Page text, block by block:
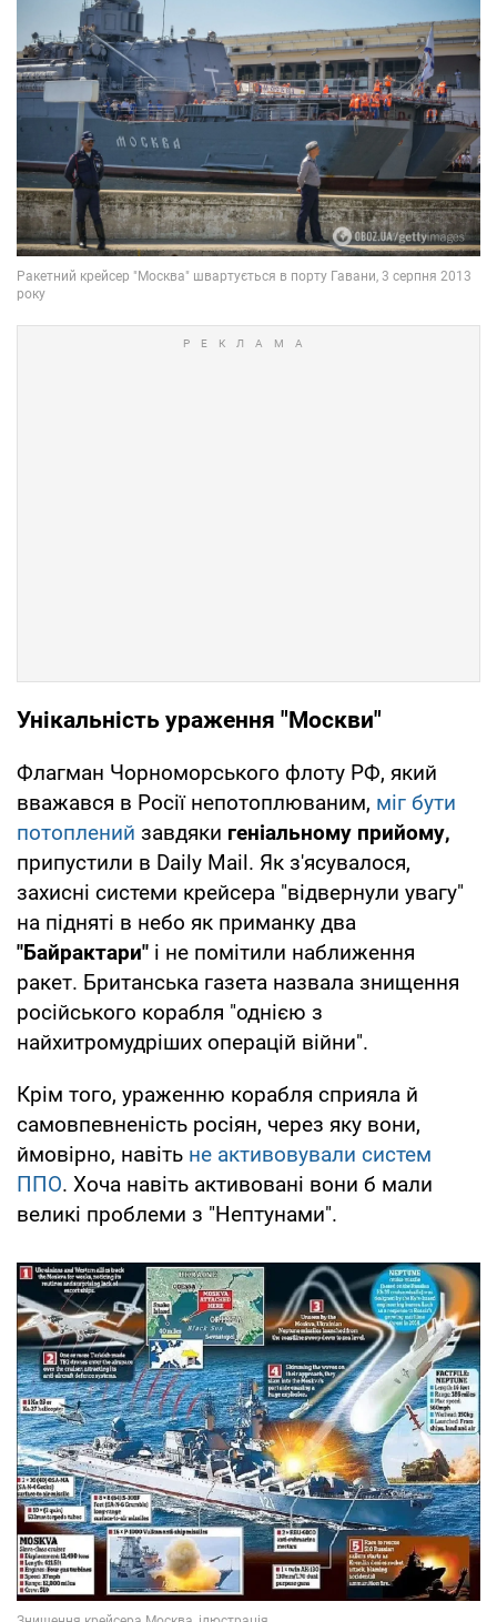
Унікальність ураження "Москви"
Флагман Чорноморського флоту РФ, який
вважався в Росії непотоплюваним, міг бути
потоплений завдяки геніальному прийому,
припустили в Daily Mail. Як з'ясувалося,
захисні системи крейсера "відвернули увагу"
на підняті в небо як приманку два
"Байрактари" і не помітили наближення
ракет. Британська газета назвала знищення
російського корабля "однією з
найхитромудріших операцій війни".
Крім того, ураженню корабля сприяла й
самовпевненість росіян, через яку вони,
ймовірно, навіть не активовували систем
ППО. Хоча навіть активовані вони б мали
великі проблеми з "Нептунами".